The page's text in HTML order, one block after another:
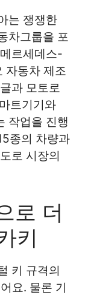
는 쟁쟁한
차그룹을 포
르세데스-
자동차 제조
과 모토로
트기기와
작업을 진행
종의 차량과
로 시장의
로 더
키
키 규격의
요. 물론 기